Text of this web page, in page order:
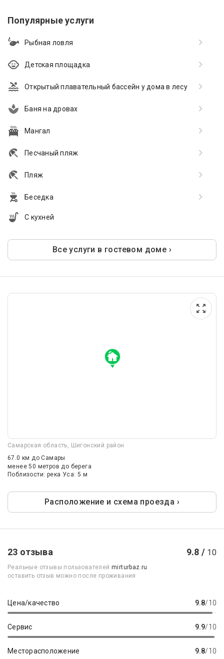
Популярные услуги
Рыбная ловля
Детская площадка
Открытый плавательный бассейн у дома в лесу
Баня на дровах
Мангал
Песчаный пляж
Пляж
Беседка
С кухней
Все услуги в гостевом доме ›
Самарская область, Шигонский район
67.0 кмдо Самары
менее 50 метров до берега
Поблизости: река Уса: 5 м
Расположение и схема проезда ›
23 отзыва 9.8 / 10
Реальные отзывы пользователейmirturbaz.ru
оставить отзыв можно после проживания
Цена/качество 9.8/10
Сервис 9.9/10
Месторасположение 9.8/10